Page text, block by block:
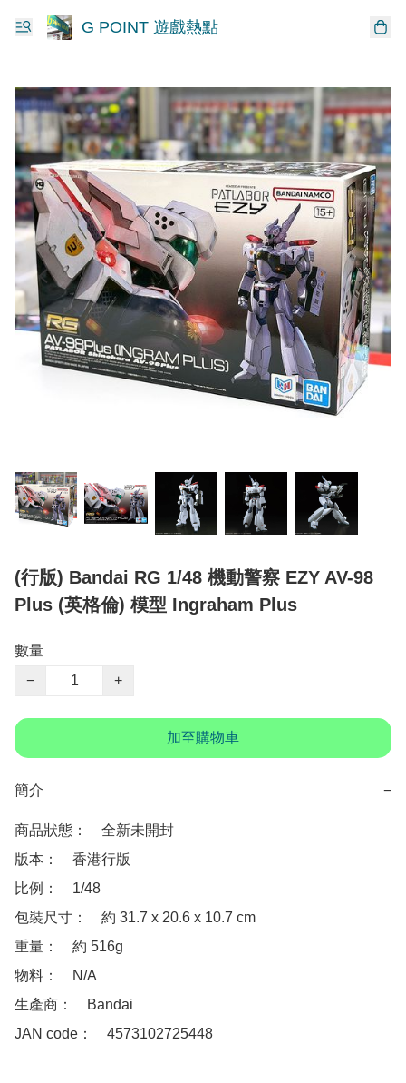
G POINT 遊戲熱點
(行版) Bandai RG 1/48 機動警察 EZY AV-98
Plus (英格倫) 模型 Ingraham Plus
數量
−
+
加至購物車
簡介 −
商品狀態：　全新未開封
版本：　香港行版
比例：　1/48
包裝尺寸：　約 31.7 x 20.6 x 10.7 cm
重量：　約 516g
物料：　N/A
生產商：　Bandai
JAN code：　4573102725448